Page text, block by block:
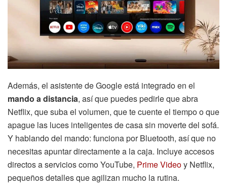
Además, el asistente de Google está integrado en el
mando a distancia, así que puedes pedirle que abra
Netflix, que suba el volumen, que te cuente el tiempo o que
apague las luces inteligentes de casa sin moverte del sofá.
Y hablando del mando: funciona por Bluetooth, así que no
necesitas apuntar directamente a la caja. Incluye accesos
directos a servicios como YouTube, Prime Videoy Netflix,
pequeños detalles que agilizan mucho la rutina.